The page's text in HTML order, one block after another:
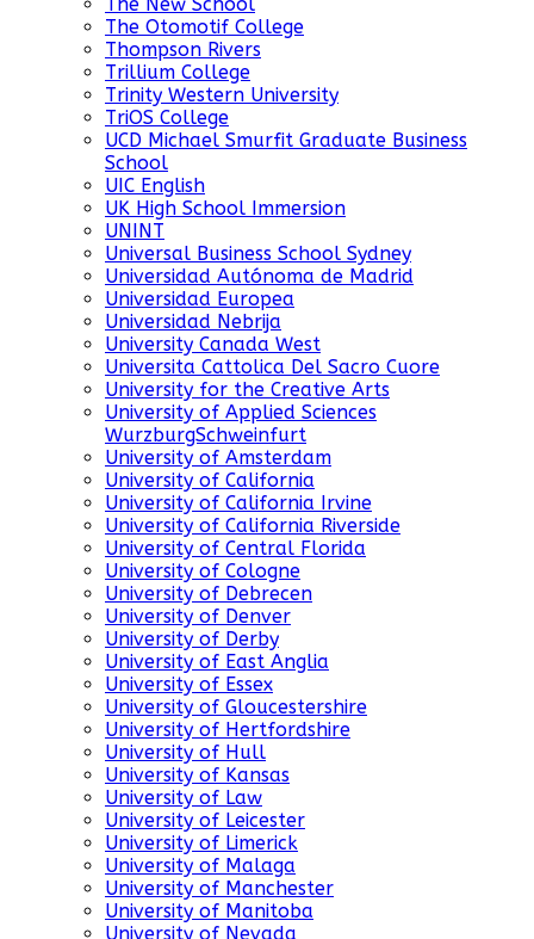
The Otomotif College
Thompson Rivers
Trillium College
Trinity Western University
TriOS College
UCD Michael Smurfit Graduate Business
School
UIC English
UK High School Immersion
UNINT
Universal Business School Sydney
Universidad Autónoma de Madrid
Universidad Europea
Universidad Nebrija
University Canada West
Universita Cattolica Del Sacro Cuore
University for the Creative Arts
University of Applied Sciences
WurzburgSchweinfurt
University of Amsterdam
University of California
University of California Irvine
University of California Riverside
University of Central Florida
University of Cologne
University of Debrecen
University of Denver
University of Derby
University of East Anglia
University of Essex
University of Gloucestershire
University of Hertfordshire
University of Hull
University of Kansas
University of Law
University of Leicester
University of Limerick
University of Malaga
University of Manchester
University of Manitoba
University of Nevada